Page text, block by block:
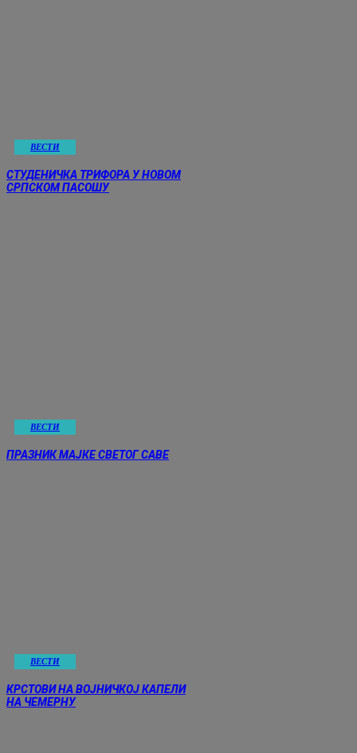
ВЕСТИ
СТУДЕНИЧКА ТРИФОРА У НОВОМ
СРПСКОМ ПАСОШУ
ВЕСТИ
ПРАЗНИК МАЈКЕ СВЕТОГ САВЕ
ВЕСТИ
КРСТОВИ НА ВОЈНИЧКОЈ КАПЕЛИ
НА ЧЕМЕРНУ